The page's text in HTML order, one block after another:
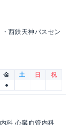
西鉄天神バスセン
金 土 日
祝
●
科 心臓血管内科